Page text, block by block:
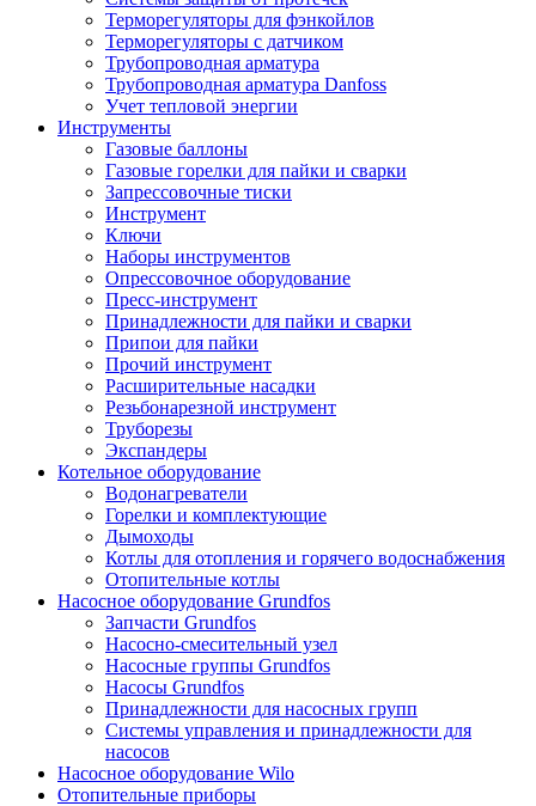
Терморегуляторы для фэнкойлов
Терморегуляторы с датчиком
Трубопроводная арматура
Трубопроводная арматура Danfoss
Учет тепловой энергии
Инструменты
Газовые баллоны
Газовые горелки для пайки и сварки
Запрессовочные тиски
Инструмент
Ключи
Наборы инструментов
Опрессовочное оборудование
Пресс-инструмент
Принадлежности для пайки и сварки
Припои для пайки
Прочий инструмент
Расширительные насадки
Резьбонарезной инструмент
Труборезы
Экспандеры
Котельное оборудование
Водонагреватели
Горелки и комплектующие
Дымоходы
Котлы для отопления и горячего водоснабжения
Отопительные котлы
Насосное оборудование Grundfos
Запчасти Grundfos
Насосно-смесительный узел
Насосные группы Grundfos
Насосы Grundfos
Принадлежности для насосных групп
Системы управления и принадлежности для
насосов
Насосное оборудование Wilo
Отопительные приборы